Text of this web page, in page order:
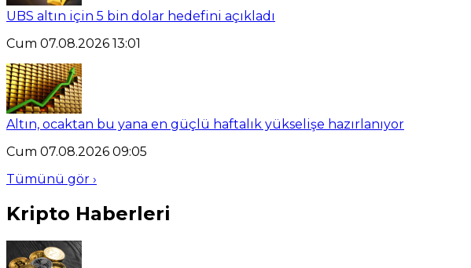
UBS altın için 5 bin dolar hedefini açıkladı
Cum 07.08.2026 13:01
Altın, ocaktan bu yana en güçlü haftalık yükselişe hazırlanıyor
Cum 07.08.2026 09:05
Tümünü gör ›
Kripto Haberleri